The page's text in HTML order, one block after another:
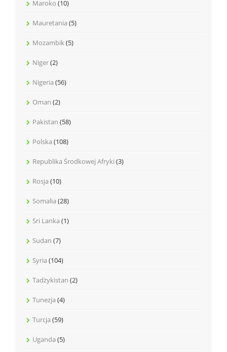
Maroko (10)
Mauretania (5)
Mozambik(5)
Niger(2)
Nigeria (56)
Oman (2)
Pakistan (58)
Polska (108)
Republika Środkowej Afryki (3)
Rosja (10)
Somalia (28)
Sri Lanka (1)
Sudan (7)
Syria (104)
Tadżykistan (2)
Tunezja (4)
Turcja (59)
Uganda (5)